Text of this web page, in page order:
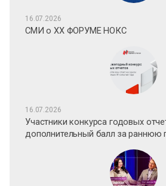
16.07.2026
СМИ о XX ФОРУМЕ НОКС
16.07.2026
Участники конкурса годовых
дополнительный балл за раннюю